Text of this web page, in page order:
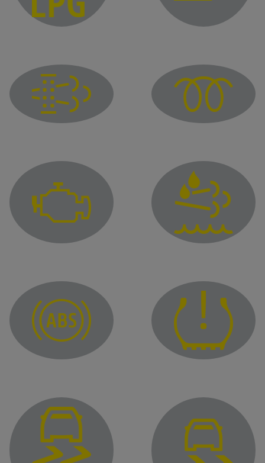
ضوء كنترول تحذير مستوى الوقود المنخفض
ضوء تحذير انخفاض
ضوء كنترول التسخين الأولي ضوء التحذير الخاص
مصباح التحذير لمستوى سائل مادة التفاعل والاختلالات
ضوء تحذير نظام
ضوء التحذير الخاص بالإطارات غير المنفوخة بالهواء
ضوء كنترول نظام